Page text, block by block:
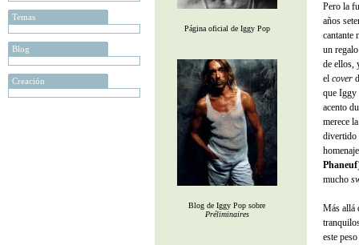
Temas
Blog
Creación
Página oficial de Iggy Pop
Blog de Iggy Pop sobre
Préliminaires
Pero la
años
cantante
un
de ellos,
el cover
que Iggy
acento
merece
divertido
Phaneuf
mucho
Más allá
este